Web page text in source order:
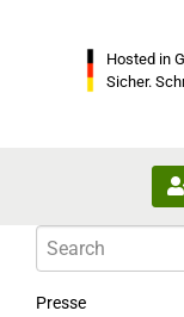
Hosted in
Sicher.
Presse